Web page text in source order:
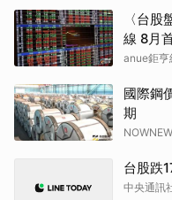
〈台
線 8月
anue鉅亨
國際鋼
期
台股跌
中央通訊